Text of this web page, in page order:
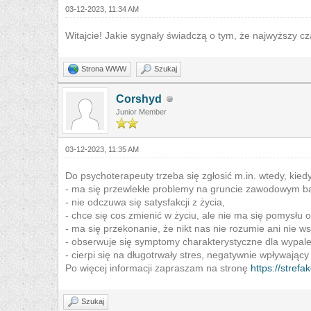
03-12-2023, 11:34 AM
Witajcie! Jakie sygnały świadczą o tym, że najwyższy
Strona WWW Szukaj
Corshyd
Junior Member
03-12-2023, 11:35 AM
Do psychoterapeuty trzeba się zgłosić m.in. wtedy,
- ma się przewlekłe problemy na gruncie zawodowym
- nie odczuwa się satysfakcji z życia,
- chce się cos zmienić w życiu, ale nie ma się pomysłu
- ma się przekonanie, że nikt nas nie rozumie ani nie
- obserwuje się symptomy charakterystyczne dla
- cierpi się na długotrwały stres, negatywnie
Po więcej informacji zapraszam na stronę https://
Szukaj